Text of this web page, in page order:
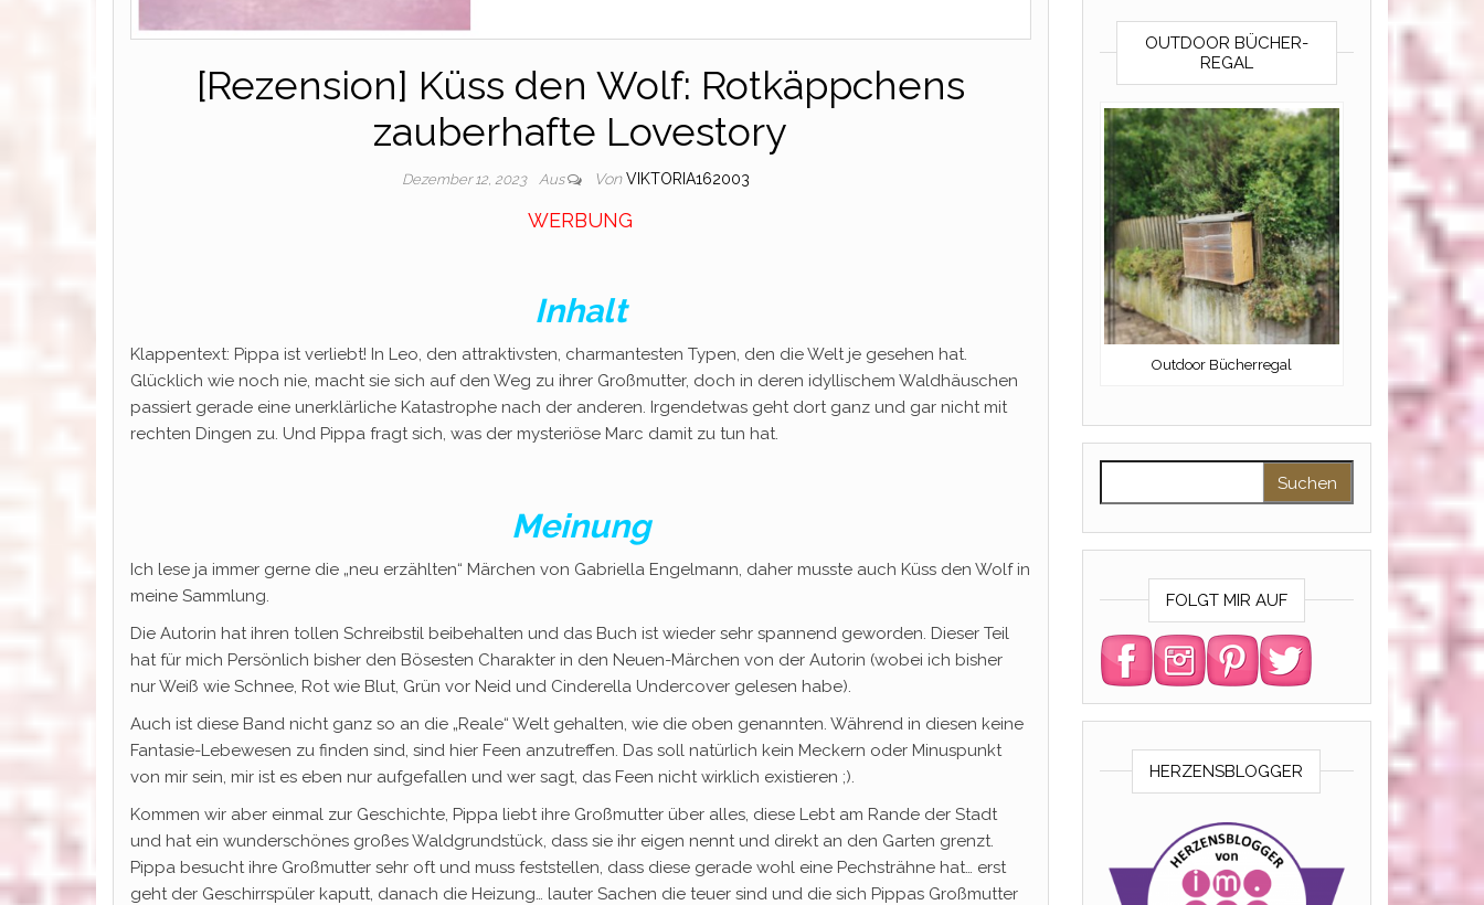
[Rezension] Küss den Wolf: Rotkäppchens
zauberhafte Lovestory
Dezember 12, 2023 Aus Von VIKTORIA162003
WERBUNG
Inhalt
Klappentext: Pippa ist verliebt! In Leo, den attraktivsten, charmantesten Typen, den die Welt je gesehen hat.
Glücklich wie noch nie, macht sie sich auf den Weg zu ihrer Großmutter, doch in deren idyllischem Waldhäuschen
passiert gerade eine unerklärliche Katastrophe nach der anderen. Irgendetwas geht dort ganz und gar nicht mit
rechten Dingen zu. Und Pippa fragt sich, was der mysteriöse Marc damit zu tun hat.
Meinung
Ich lese ja immer gerne die „neu erzählten“ Märchen von Gabriella Engelmann, daher musste auch Küss den Wolf in
meine Sammlung.
Die Autorin hat ihren tollen Schreibstil beibehalten und das Buch ist wieder sehr spannend geworden. Dieser Teil
hat für mich Persönlich bisher den Bösesten Charakter in den Neuen-Märchen von der Autorin (wobei ich bisher
nur Weiß wie Schnee, Rot wie Blut, Grün vor Neid und Cinderella Undercover gelesen habe).
Auch ist diese Band nicht ganz so an die „Reale“ Welt gehalten, wie die oben genannten. Während in diesen keine
Fantasie-Lebewesen zu finden sind, sind hier Feen anzutreffen. Das soll natürlich kein Meckern oder Minuspunkt
von mir sein, mir ist es eben nur aufgefallen und wer sagt, das Feen nicht wirklich existieren ;).
Kommen wir aber einmal zur Geschichte, Pippa liebt ihre Großmutter über alles, diese Lebt am Rande der Stadt
und hat ein wunderschönes großes Waldgrundstück, dass sie ihr eigen nennt und direkt an den Garten grenzt.
Pippa besucht ihre Großmutter sehr oft und muss feststellen, dass diese gerade wohl eine Pechsträhne hat… erst
geht der Geschirrspüler kaputt, danach die Heizung… lauter Sachen die teuer sind und die sich Pippas Großmutter
OUTDOOR BÜCHER-
REGAL
Outdoor Bücherregal
FOLGT MIR AUF
HERZENSBLOGGER